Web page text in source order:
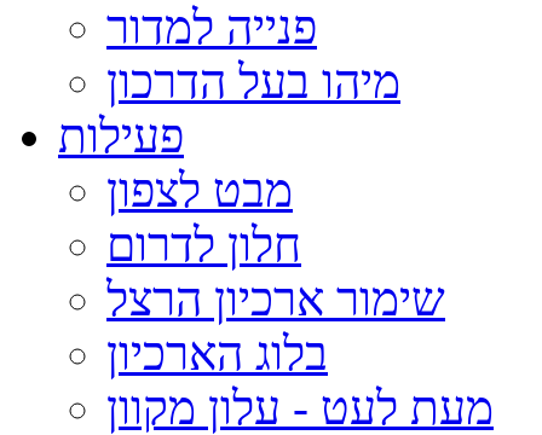
פנייה למדור
מיהו בעל הדרכון
פעילות
מבט לצפון
חלון לדרום
שימור ארכיון הרצל
בלוג הארכיון
מעת לעט - עלון מקוון